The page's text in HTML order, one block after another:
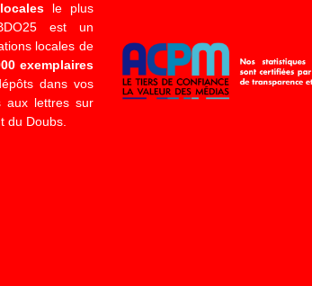
le plus
est un
locales de
exemplaires
dans vos
aux lettres sur
du Doubs.